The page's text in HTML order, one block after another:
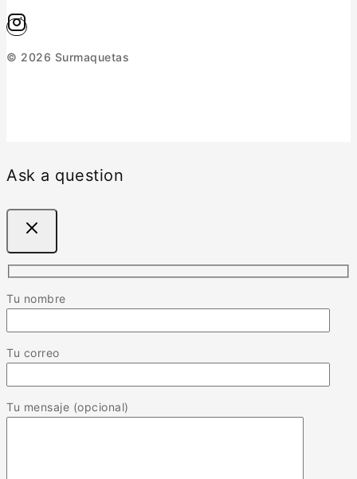
© 2026 Surmaquetas
Ask a question
Tu nombre
Tu correo
Tu mensaje (opcional)